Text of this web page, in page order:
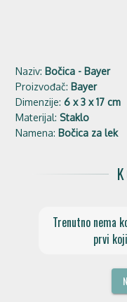
Naziv: Bočica - Bayer
Proizvođač: Bayer
Dimenzije:6 x 3 x 17 cm
Materijal:Staklo
Namena: Bočica za lek
Trenutno nema
prvi